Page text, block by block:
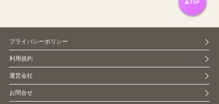
プライバシーポリシー
利用規約
運営会社
お問合せ